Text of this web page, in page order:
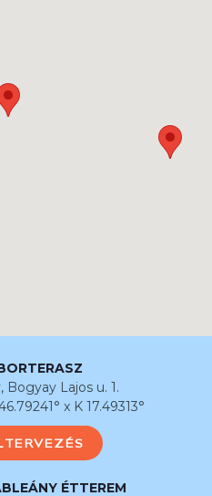
Bogyay Lajos u. 1.
x K 17.49313°
ÉTTEREM